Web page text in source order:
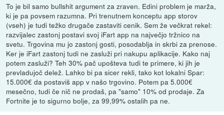
To je bil samo bullshit argument za zraven. Edini problem je marža,
ki je pa povsem razumna. Pri trenutnem konceptu app storov
(vseh) je tudi težko drugače zastaviti cenik. Sem že večkrat rekel:
razvijalec zastonj postavi svoj iFart app na največjo tržnico na
svetu. Trgovina mu jo zastonj gosti, posodablja in skrbi za prenose.
Ker je iFart zastonj tudi ne zasluži pri nakupu aplikacije. Kako naj
potem zasluži? Teh 30% pač upošteva tudi te primere, ki jih je
prevladujoč delež. Lahko bi pa sicer rekli, tako kot lokalni Spar:
15.000€ da postaviš app v našo trgovino. Potem pa 5.000€
mesečno, tudi če nič ne prodaš, pa "samo" 10% od prodaje. Za
Fortnite je to sigurno bolje, za 99,99% ostalih pa ne.